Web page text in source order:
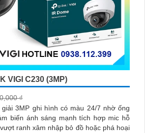
VIGI C230 (3MP)
₫
3MP ghi hình có màu 24/7 nhờ ống
biến ánh sáng mạnh tích hợp mic hỗ
ranh xâm nhập bỏ đồ hoặc phá hoại